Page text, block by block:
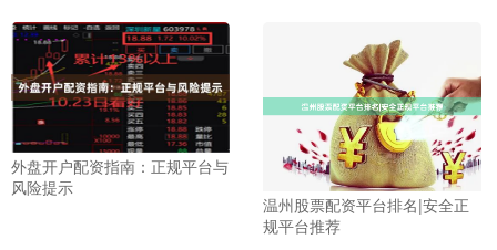
外盘开户配资指南：正规平台与
风险提示
温州股票配资平台排名|安全正
规平台推荐